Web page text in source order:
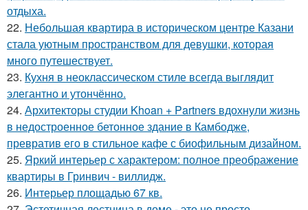
отдыха.
22. Небольшая квартира в историческом центре Казани
стала уютным пространством для девушки, которая
много путешествует.
23. Кухня в неоклассическом стиле всегда выглядит
элегантно и утончённо.
24. Архитекторы студии Khoan + Partners вдохнули жизнь
в недостроенное бетонное здание в Камбодже,
превратив его в стильное кафе с биофильным дизайном.
25. Яркий интерьер с характером: полное преображение
квартиры в Гринвич - виллидж.
26. Интерьер площадью 67 кв.